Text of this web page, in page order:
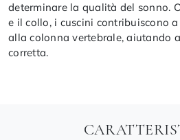
determinare la qualità del sonno.
e il collo, i cuscini contribuiscono
alla colonna vertebrale, aiutando
corretta.